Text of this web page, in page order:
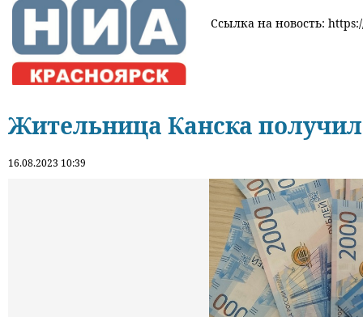
Ссылка на новость:
Жительница Канска
16.08.2023 10:39